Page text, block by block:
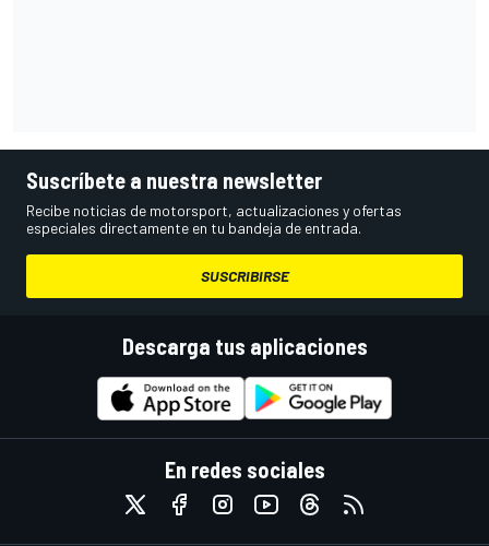
Suscríbete a nuestra newsletter
Recibe noticias de motorsport, actualizaciones y ofertas
especiales directamente en tu bandeja de entrada.
SUSCRIBIRSE
Descarga tus aplicaciones
En redes sociales